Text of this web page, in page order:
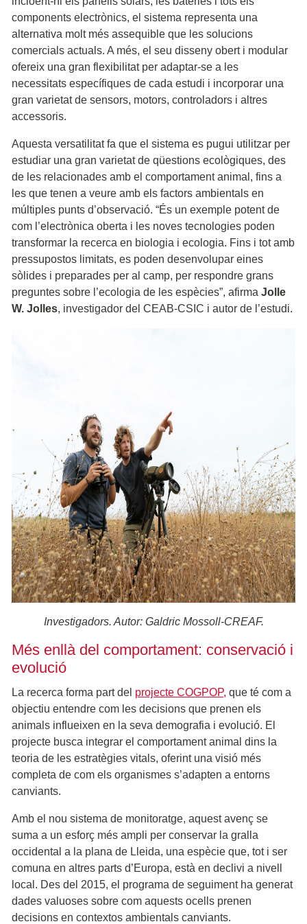
components electrònics, el sistema representa una
alternativa molt més assequible que les solucions
comercials actuals. A més, el seu disseny obert i modular
ofereix una gran flexibilitat per adaptar-se a les
necessitats específiques de cada estudi i incorporar una
gran varietat de sensors, motors, controladors i altres
accessoris.
Aquesta versatilitat fa que el sistema es pugui utilitzar per
estudiar una gran varietat de qüestions ecològiques, des
de les relacionades amb el comportament animal, fins a
les que tenen a veure amb els factors ambientals en
múltiples punts d’observació. “És un exemple potent de
com l’electrònica oberta i les noves tecnologies poden
transformar la recerca en biologia i ecologia. Fins i tot amb
pressupostos limitats, es poden desenvolupar eines
sòlides i preparades per al camp, per respondre grans
preguntes sobre l’ecologia de les espècies”, afirma Jolle
W. Jolles, investigador del CEAB-CSIC i autor de l’estudi.
Investigadors. Autor: Galdric Mossoll-CREAF.
Més enllà del comportament: conservació i
evolució
La recerca forma part del projecte COGPOP, que té com a
objectiu entendre com les decisions que prenen els
animals influeixen en la seva demografia i evolució. El
projecte busca integrar el comportament animal dins la
teoria de les estratègies vitals, oferint una visió més
completa de com els organismes s’adapten a entorns
canviants.
Amb el nou sistema de monitoratge, aquest avenç se
suma a un esforç més ampli per conservar la gralla
occidental a la plana de Lleida, una espècie que, tot i ser
comuna en altres parts d’Europa, està en declivi a nivell
local. Des del 2015, el programa de seguiment ha generat
dades valuoses sobre com aquests ocells prenen
decisions en contextos ambientals canviants.